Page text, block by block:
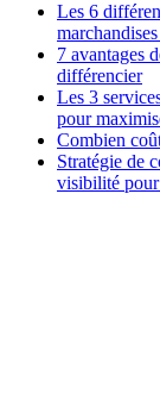
Les 6
7 avantages
différencier
Les 3
pour
Combien
Stratégie de
visibilité pour